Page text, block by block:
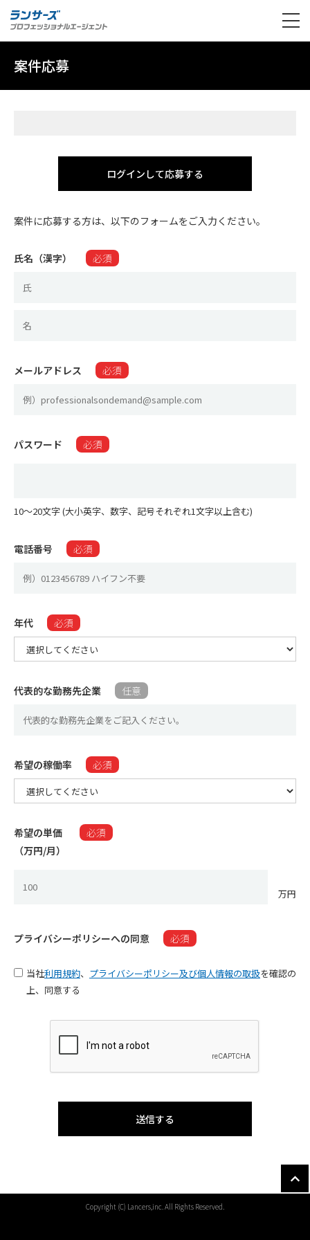
案件応募
ログインして応募する
案件に応募する方は、以下のフォームをご入力ください。
氏名（漢字） 必須
メールアドレス 必須
パスワード 必須
10〜20文字 (大小英字、数字、記号それぞれ1文字以上含む)
電話番号 必須
年代 必須
代表的な勤務先企業 任意
希望の稼働率​ 必須
希望の単価
（万円/月）​
必須
万円
プライバシーポリシーへの同意 必須
当社利用規約、 プライバシーポリシー及び個人情報の取扱を確認の
上、同意する
Copyright (C) Lancers,inc. All Rights Reserved.